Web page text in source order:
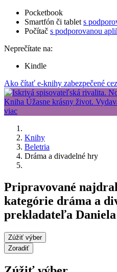
Pocketbook
Smartfón či tablet s
Počítač s podporovanou
Neprečítate na:
Kindle
Ako čítať e-knihy zabezpečené
Knihy
Beletria
Dráma a divadelné hry
Pripravované
kategórie dráma a
prekladateľa
Zúžiť výber
Zoradiť